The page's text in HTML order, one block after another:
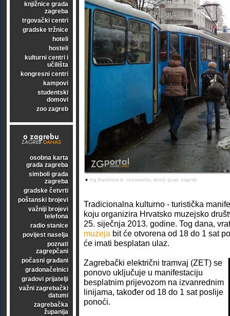
knjižnice grada
zagreba
trgovački centri
gradske tržnice
hoteli
hosteli
kulturni centri i
učilišta
kongresni centri
kampovi
studentski
domovi
zoo zagreb
osobna karta
grada zagreba
simboli grada
zagreba
gradske četvrti
poštanski brojevi
važniji brojevi
telefona
radio stanice
povijest naselja
poznati
zagrepčani
počasni građani
gradonačelnici
gradovi prijatelji
važni zagrebački
datumi
zagrebačka
županija
• trg franklina d. roosevelta, donji grad, zagreb
Tradicionalna kulturno - turistička
koju organizira Hrvatsko muzejsko
25. siječnja 2013. godine. Tog dana,
muzeja bit će otvorena od 18 do 1 sat
će imati besplatan ulaz.
Zagrebački električni tramvaj (ZET) se
ponovo uključuje u manifestaciju
besplatnim prijevozom na izvanrednim
linijama, također od 18 do 1 sat poslije
ponoći.